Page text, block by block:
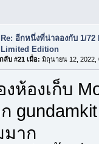
Re: อีกหนึ่งที่น่าลองกับ 1/72
Limited Edition
ลับ #21 เมื่อ: มิถุนายน 12, 2022,
งห้องเก็บ
าก